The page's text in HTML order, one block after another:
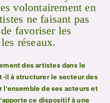
volontairement en
ne faisant pas
favoriser les
réseaux.
des artistes dans le
il à structurer le secteur des
de ses acteurs et
ce dispositif à une